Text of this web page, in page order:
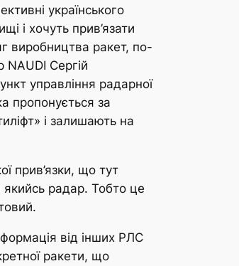
українського
і хочуть прив’язати
виробництва ракет, по-
Сергій
управління радарної
пропонується за
і залишають на
прив’язки, що тут
якийсь радар. Тобто це
від інших РЛС
ракети, що